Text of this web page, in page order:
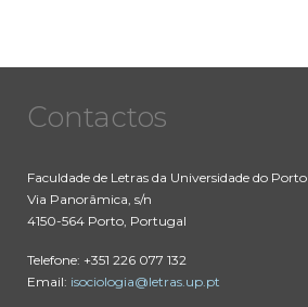
Contactos
Faculdade de Letras da Universidade do Porto
Via Panorâmica, s/n
4150-564 Porto, Portugal
Telefone: +351 226 077 132
Email: isociologia@letras.up.pt